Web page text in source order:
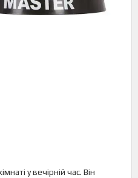
у вечірній час. Він